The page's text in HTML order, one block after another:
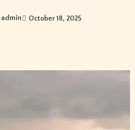
admin October 18, 2025